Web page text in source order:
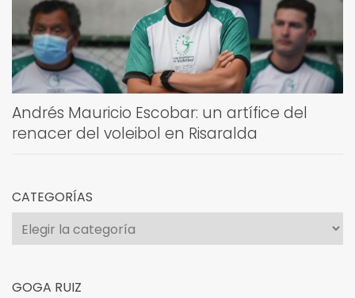
Andrés Mauricio Escobar: un artífice del
renacer del voleibol en Risaralda
CATEGORÍAS
Categorías
GOGA RUIZ